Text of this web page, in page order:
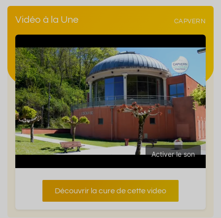
Vidéo à la Une CAPVERN
Activer le son
Découvrir la cure de cette video